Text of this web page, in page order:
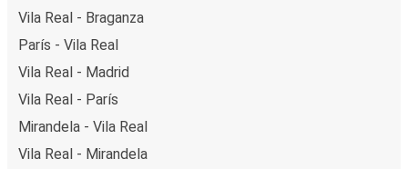
Vila Real - Braganza
París - Vila Real
Vila Real - Madrid
Vila Real - París
Mirandela - Vila Real
Vila Real - Mirandela